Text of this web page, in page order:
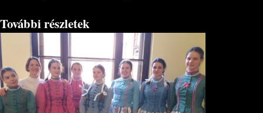
További részletek